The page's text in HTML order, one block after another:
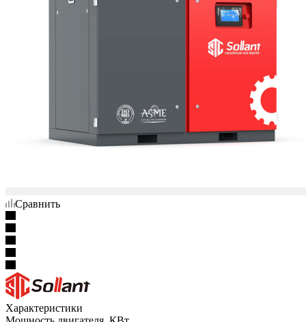
Сравнить
Характеристики